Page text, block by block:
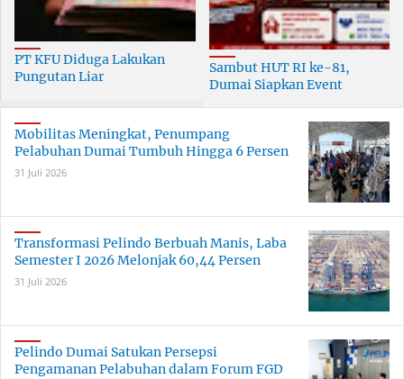
PT KFU Diduga Lakukan
Pungutan Liar
Dumai
Sambut HUT RI ke-81,
Dumai Siapkan Event
Mobilitas Meningkat, Penumpang
Pelabuhan Dumai Tumbuh Hingga 6 Persen
31 Juli 2026
Transformasi Pelindo Berbuah Manis, Laba
Semester I 2026 Melonjak 60,44 Persen
31 Juli 2026
Pelindo Dumai Satukan Persepsi
Pengamanan Pelabuhan dalam Forum FGD